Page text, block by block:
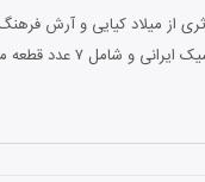
از میلاد کیایی و آرش
۷ عدد قطعه موسیقی می باشد.